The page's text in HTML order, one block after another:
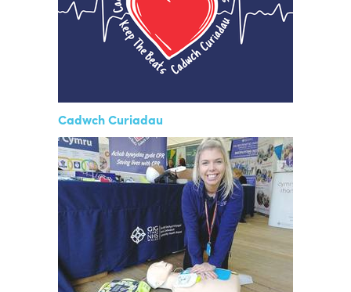
Cadwch Curiadau